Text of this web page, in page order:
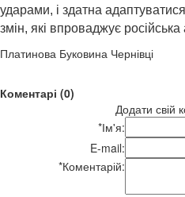
ударами, і здатна
змін, які впроваджує російська
Платинова Буковина Чернівці
Коментарі (0)
Додати свій
*Ім'я:
E-mail:
*Коментарій: